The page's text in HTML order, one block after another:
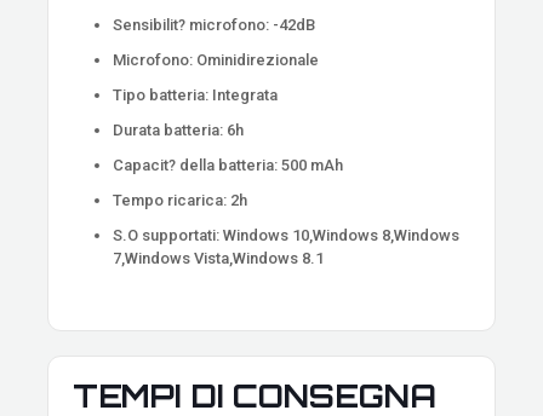
Sensibilit? microfono: -42dB
Microfono: Ominidirezionale
Tipo batteria: Integrata
Durata batteria: 6h
Capacit? della batteria: 500 mAh
Tempo ricarica: 2h
S.O supportati: Windows 10,Windows 8,Windows
7,Windows Vista,Windows 8.1
TEMPI DI CONSEGNA